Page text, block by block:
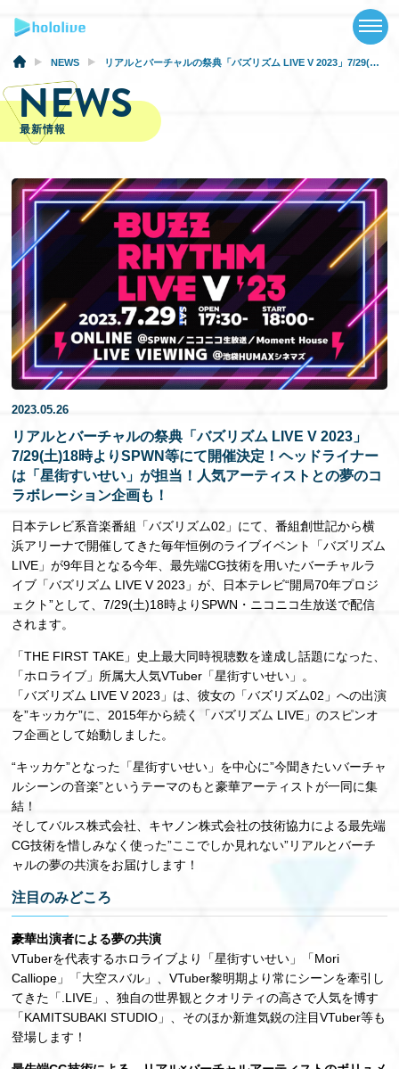
NEWS
SCHEDULE
EVENTS
VIDEOS
MUSIC
GOODS
SPECIAL
EN
NEWS リアルとバーチャルの祭典「バズリズム LIVE V 2023」7/29(土)18時よりSPWN等にて開催決定！ヘッドライナーは「星街すいせい」が担当！人気アーティストとの夢のコラボレーション企画も！
NEWS
最新情報
2023.05.26
リアルとバーチャルの祭典「バズリズム LIVE V 2023」
7/29(土)18時よりSPWN等にて開催決定！ヘッドライナー
は「星街すいせい」が担当！人気アーティストとの夢のコ
ラボレーション企画も！
日本テレビ系音楽番組「バズリズム02」にて、番組創世記から横
浜アリーナで開催してきた毎年恒例のライブイベント「バズリズム
LIVE」が9年目となる今年、最先端CG技術を用いたバーチャルラ
イブ「バズリズム LIVE V 2023」が、日本テレビ“開局70年プロジ
ェクト”として、7/29(土)18時よりSPWN・ニコニコ生放送で配信
されます。
「THE FIRST TAKE」史上最大同時視聴数を達成し話題になった、
「ホロライブ」所属大人気VTuber「星街すいせい」。
「バズリズム LIVE V 2023」は、彼女の「バズリズム02」への出演
を”キッカケ”に、2015年から続く「バズリズム LIVE」のスピンオ
フ企画として始動しました。
“キッカケ”となった「星街すいせい」を中心に”今聞きたいバーチャ
ルシーンの音楽”というテーマのもと豪華アーティストが一同に集
結！
そしてバルス株式会社、キヤノン株式会社の技術協力による最先端
CG技術を惜しみなく使った”ここでしか見れない”リアルとバーチ
ャルの夢の共演をお届けします！
注目のみどころ
豪華出演者による夢の共演
VTuberを代表するホロライブより「星街すいせい」「Mori
Calliope」「大空スバル」、VTuber黎明期より常にシーンを牽引し
てきた「.LIVE」、独自の世界観とクオリティの高さで人気を博す
「KAMITSUBAKI STUDIO」、そのほか新進気鋭の注目VTuber等も
登場します！